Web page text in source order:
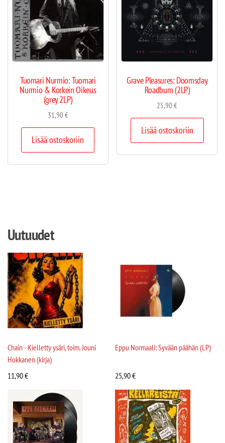
Tuomari Nurmio: Tuomari
Nurmio & Korkein Oikeus
(grey 2LP)
31,90€
Lisää ostoskoriin
Grave Pleasures: Doomsday
Roadburn (2LP)
25,90€
Lisää ostoskoriin
Uutuudet
Chain - Kielletty ysäri, toim. Jouni
Hokkanen (kirja)
11,90€
Eppu Normaali: Syvään päähän (LP)
25,90€